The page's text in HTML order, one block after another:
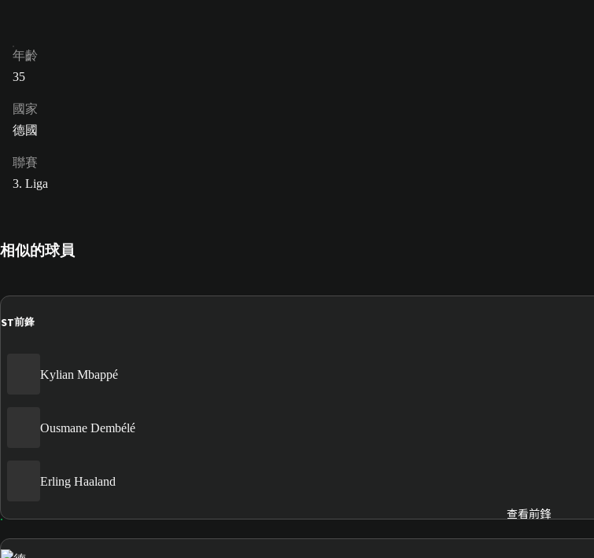
年齡
35
國家
德國
聯賽
3. Liga
相似的球員
ST前鋒
Kylian Mbappé
Ousmane Dembélé
Erling Haaland
查看前鋒